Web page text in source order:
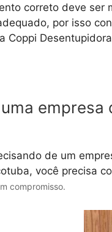
correto deve
por isso
Coppi
empresa
de um
você precisa
compromisso.